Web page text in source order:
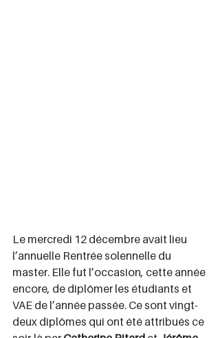
Le mercredi 12 décembre avait lieu
l’annuelle Rentrée solennelle du
master. Elle fut l’occasion, cette année
encore, de diplômer les étudiants et
VAE de l’année passée. Ce sont vingt-
deux diplômes qui ont été attribués ce